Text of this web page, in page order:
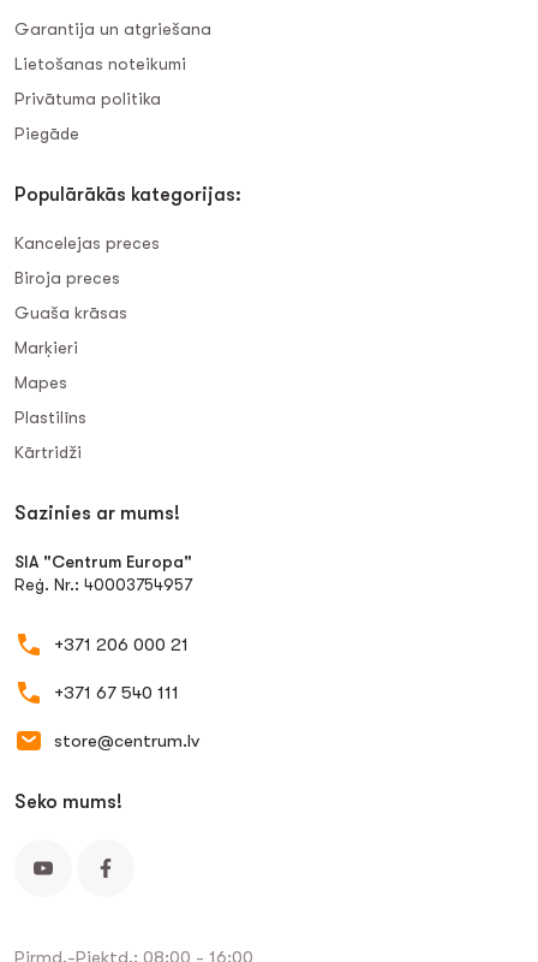
Garantija un atgriešana
Lietošanas noteikumi
Privātuma politika
Piegāde
Populārākās kategorijas:
Kancelejas preces
Biroja preces
Guaša krāsas
Marķieri
Mapes
Plastilīns
Kārtridži
Sazinies ar mums!
SIA "Centrum Europa"
Reģ. Nr.: 40003754957
+371 206 000 21
+371 67 540 111
store@centrum.lv
Seko mums!
Pirmd.-Piektd.: 08:00 - 16:00